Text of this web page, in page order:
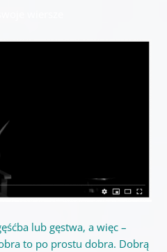
lub gęstwa, a więc –
to po prostu dobra. Dobrą